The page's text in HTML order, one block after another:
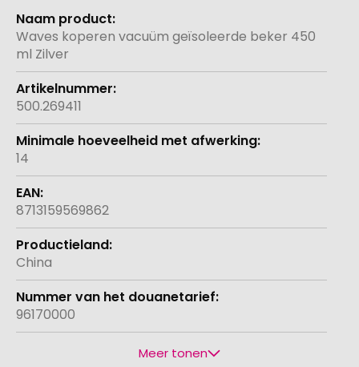
Meer
informatie
Waves koperen vacuüm geïsoleerde beker 450
ml Zilver
500.269411
14
8713159569862
China
96170000
Meer tonen